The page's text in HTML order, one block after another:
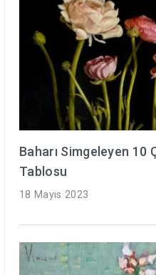
Baharı Simgeleyen 10
Tablosu
18 Mayıs 2023